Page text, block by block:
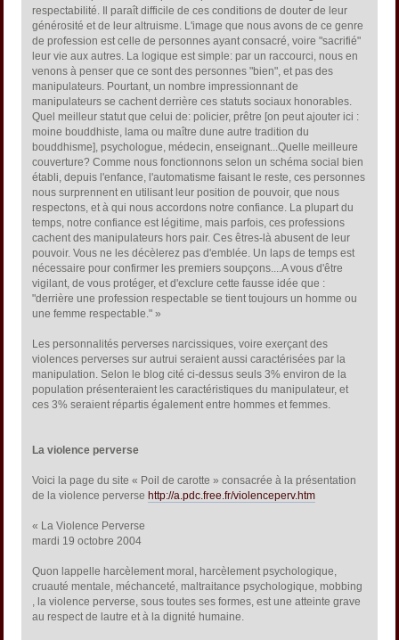
respectabilité. Il paraît difficile de ces conditions de douter de leur
générosité et de leur altruisme. L'image que nous avons de ce genre
de profession est celle de personnes ayant consacré, voire "sacrifié"
leur vie aux autres. La logique est simple: par un raccourci, nous en
venons à penser que ce sont des personnes "bien", et pas des
manipulateurs. Pourtant, un nombre impressionnant de
manipulateurs se cachent derrière ces statuts sociaux honorables.
Quel meilleur statut que celui de: policier, prêtre [on peut ajouter ici :
moine bouddhiste, lama ou maître dune autre tradition du
bouddhisme], psychologue, médecin, enseignant...Quelle meilleure
couverture? Comme nous fonctionnons selon un schéma social bien
établi, depuis l'enfance, l'automatisme faisant le reste, ces personnes
nous surprennent en utilisant leur position de pouvoir, que nous
respectons, et à qui nous accordons notre confiance. La plupart du
temps, notre confiance est légitime, mais parfois, ces professions
cachent des manipulateurs hors pair. Ces êtres-là abusent de leur
pouvoir. Vous ne les décèlerez pas d'emblée. Un laps de temps est
nécessaire pour confirmer les premiers soupçons....A vous d'être
vigilant, de vous protéger, et d'exclure cette fausse idée que :
"derrière une profession respectable se tient toujours un homme ou
une femme respectable." »
Les personnalités perverses narcissiques, voire exerçant des
violences perverses sur autrui seraient aussi caractérisées par la
manipulation. Selon le blog cité ci-dessus seuls 3% environ de la
population présenteraient les caractéristiques du manipulateur, et
ces 3% seraient répartis également entre hommes et femmes.
La violence perverse
Voici la page du site « Poil de carotte » consacrée à la présentation
de la violence perverse http://a.pdc.free.fr/violenceperv.htm
« La Violence Perverse
mardi 19 octobre 2004
Quon lappelle harcèlement moral, harcèlement psychologique,
cruauté mentale, méchanceté, maltraitance psychologique, mobbing
, la violence perverse, sous toutes ses formes, est une atteinte grave
au respect de lautre et à la dignité humaine.